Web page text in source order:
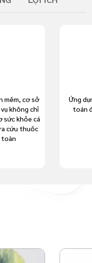
mềm, cơ sở
không chỉ
sức khỏe cá
cứu thuốc
toàn
Ứng
toán